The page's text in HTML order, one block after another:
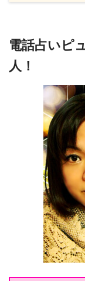
電話占いピ
人！